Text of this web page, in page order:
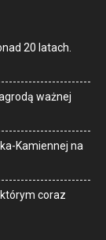
20 latach.
ważnej
Kamiennej na
coraz